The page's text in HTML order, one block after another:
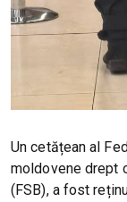
Un cetățean al
moldovene drept
(FSB), a fost